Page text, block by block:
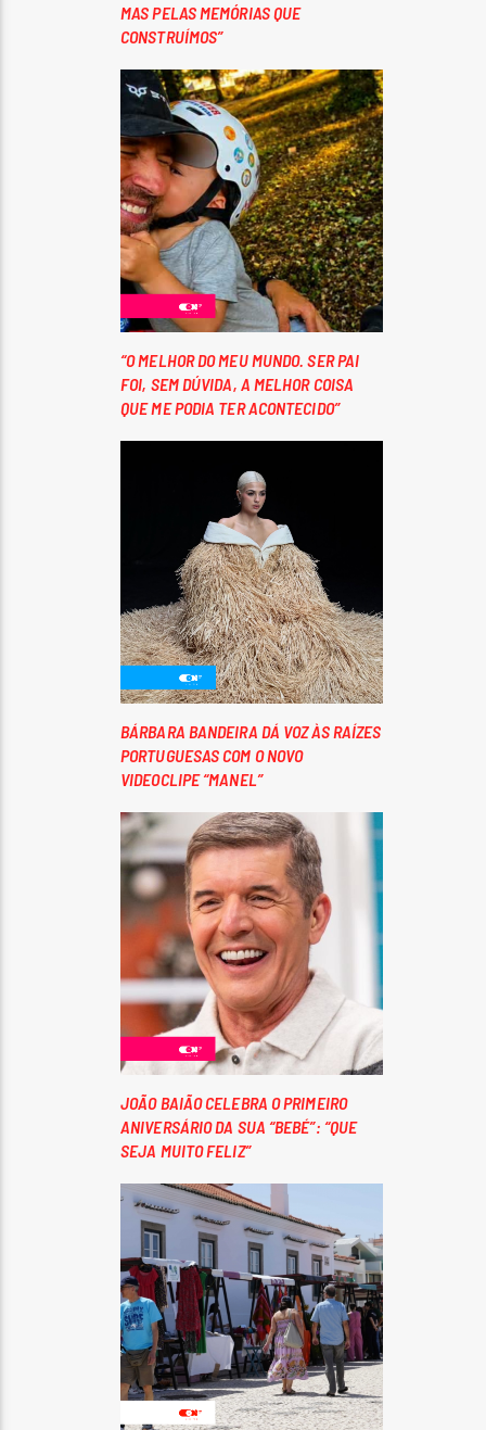
MAS PELAS MEMÓRIAS QUE
CONSTRUÍMOS”
“O MELHOR DO MEU MUNDO. SER PAI
FOI, SEM DÚVIDA, A MELHOR COISA
QUE ME PODIA TER ACONTECIDO”
BÁRBARA BANDEIRA DÁ VOZ ÀS RAÍZES
PORTUGUESAS COM O NOVO
VIDEOCLIPE “MANEL”
JOÃO BAIÃO CELEBRA O PRIMEIRO
ANIVERSÁRIO DA SUA “BEBÉ”: “QUE
SEJA MUITO FELIZ”